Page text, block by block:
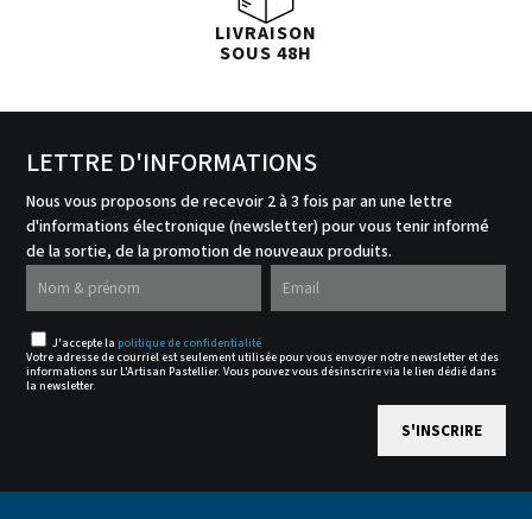
LIVRAISON
SOUS 48H
LETTRE D'INFORMATIONS
Nous vous proposons de recevoir 2 à 3 fois par an une lettre
d'informations électronique (newsletter) pour vous tenir informé
de la sortie, de la promotion de nouveaux produits.
J'accepte la politique de confidentialité
Votre adresse de courriel est seulement utilisée pour vous envoyer notre newsletter et des
informations sur L'Artisan Pastellier. Vous pouvez vous désinscrire via le lien dédié dans
la newsletter.